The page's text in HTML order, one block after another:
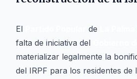
El de
falta de iniciativa del
materializar legalmente la
del IRPF para los residentes de